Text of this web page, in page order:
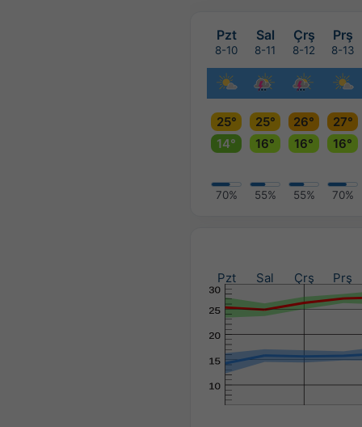
Pzt Sal Çrş Prş
8-10 8-11 8-12 8-13
25° 25° 26°
27°
14°
16° 16° 16°
70% 55% 55% 70%
Pzt Sal Çrş Prş